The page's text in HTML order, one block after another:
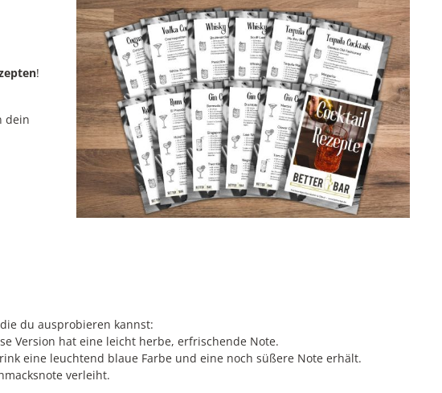
!
dein
du ausprobieren kannst:
Version hat eine leicht herbe, erfrischende Note.
eine leuchtend blaue Farbe und eine noch süßere Note erhält.
verleiht.